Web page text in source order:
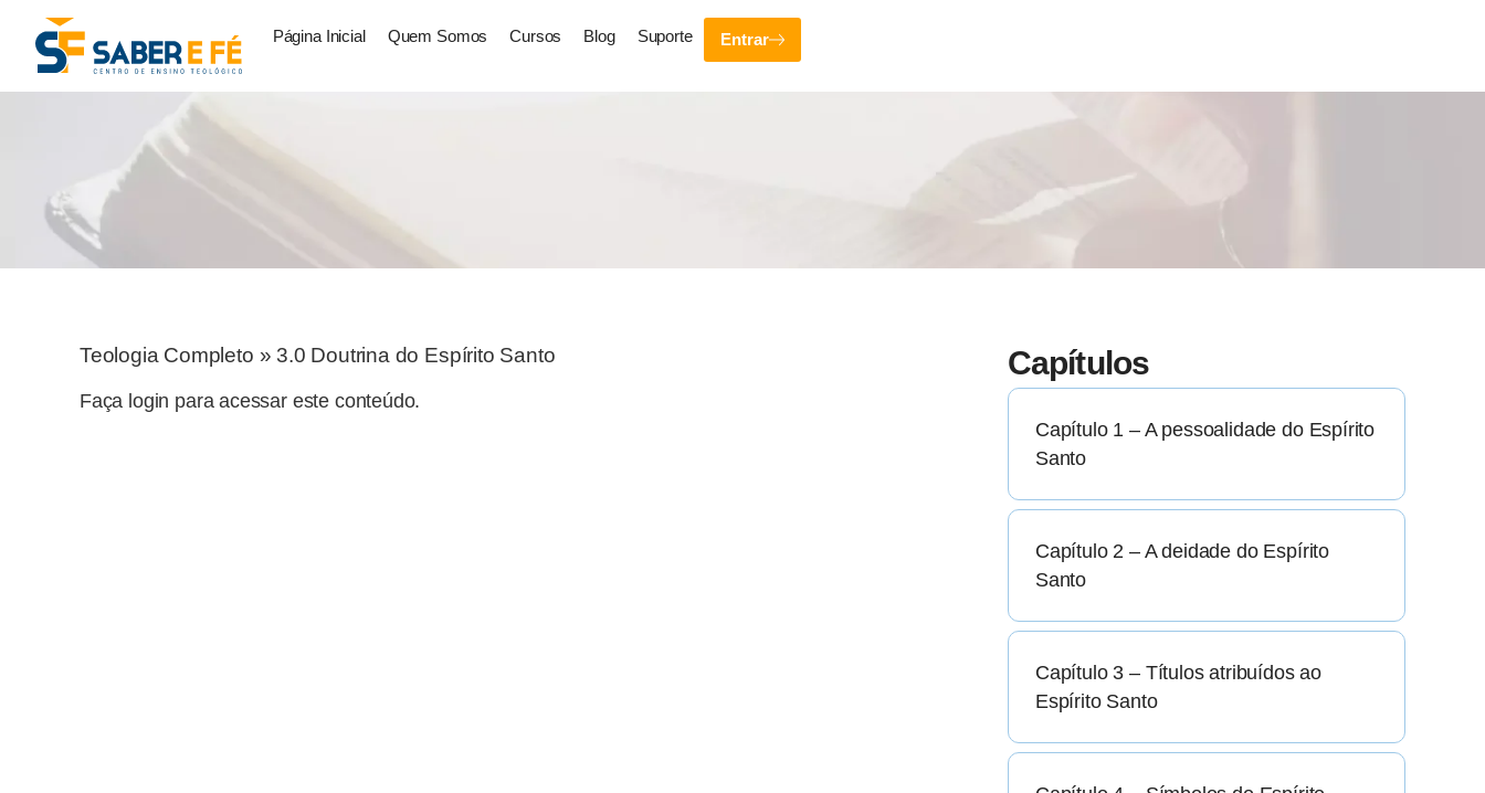
Página Inicial Quem Somos Cursos Blog Suporte Entrar
Teologia Completo » 3.0 Doutrina do Espírito Santo
Faça login para acessar este conteúdo.
Capítulos
Capítulo 1 – A pessoalidade do Espírito
Santo
Capítulo 2 – A deidade do Espírito
Santo
Capítulo 3 – Títulos atribuídos ao
Espírito Santo